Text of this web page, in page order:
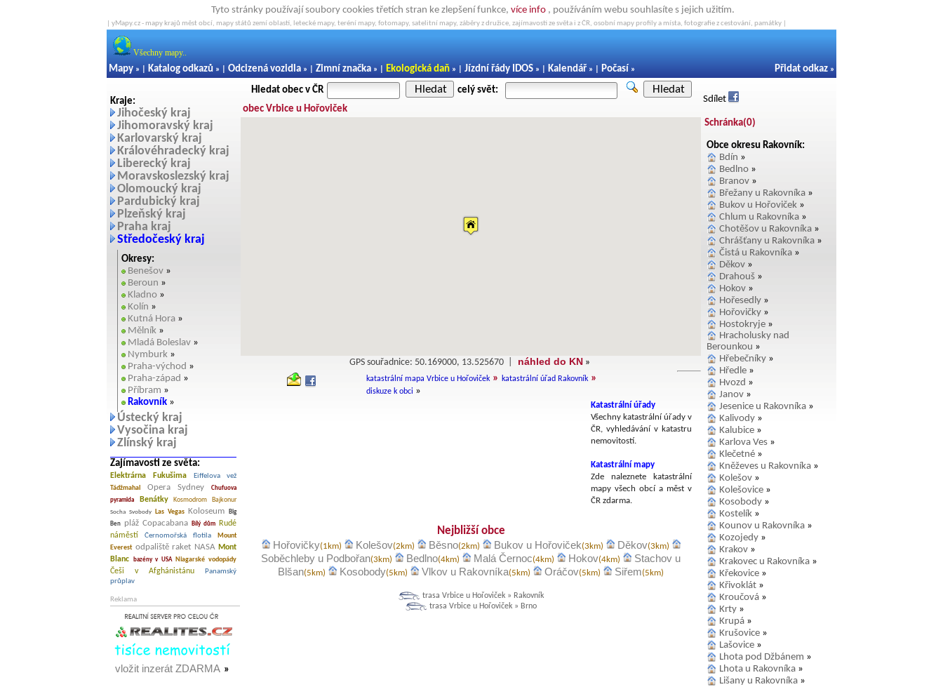
Tyto stránky používají soubory cookies třetích stran ke zlepšení funkce, více info , používáním webu souhlasíte s jejich užitím.
| yMapy.cz - mapy krajů měst obcí, mapy států zemí oblastí, letecké mapy, teréní mapy, fotomapy, satelitní mapy, záběry z družice, zajímavosti ze světa i z ČR, osobní mapy profily a místa, fotografie z cestování, památky |
Všechny mapy..
Mapy » | Katalog odkazů » | Odcizená vozidla » | Zimní značka » | Ekologická daň » | Jízdní řády IDOS » | Kalendář » | Počasí » Přidat odkaz »
Kraje:
Jihočeský kraj
Jihomoravský kraj
Karlovarský kraj
Královéhradecký kraj
Liberecký kraj
Moravskoslezský kraj
Olomoucký kraj
Pardubický kraj
Plzeňský kraj
Praha kraj
Středočeský kraj
Okresy:
Benešov »
Beroun »
Kladno »
Kolín »
Kutná Hora »
Mělník »
Mladá Boleslav »
Nymburk »
Praha-východ »
Praha-západ »
Příbram »
Rakovník »
Ústecký kraj
Vysočina kraj
Zlínský kraj
Zajímavosti ze světa:
Elektrárna Fukušima
Eiffelova vež
Tádžmahal
Opera Sydney
Chufuova
pyramida
Benátky Kosmodrom Bajkonur
Socha Svobody Las Vegas Koloseum
Big
Ben
pláž Copacabana Bílý dům
Rudé
náměstí
Černomořská flotila
Mount
Everest odpaliště raket NASA Mont
Blanc
bazény v USA Niagarské vodopády
Češi v Afghánistánu
Panamský
průplav
Reklama
vložit inzerát ZDARMA »
Hledat obec v ČR Hledat celý svět: Hledat
obec Vrbice u Hořoviček
GPS souřadnice: 50.169000, 13.525670 | náhled do KN »
katastrální mapa Vrbice u Hořoviček » katastrální úřad Rakovník »
diskuze k obci »
Katastrální úřady
Všechny katastrální úřady v
ČR, vyhledávání v katastru
nemovitostí.
Katastrální mapy
Zde naleznete katastrální
mapy všech obcí a měst v
ČR zdarma.
Nejbližší obce
Hořovičky(1km) Kolešov(2km) Běsno(2km) Bukov u Hořoviček(3km) Děkov(3km)
Soběchleby u Podbořan(3km) Bedlno(4km) Malá Černoc(4km) Hokov(4km)
Stachov u
Blšan(5km) Kosobody(5km) Vlkov u Rakovníka(5km) Oráčov(5km) Siřem(5km)
trasa Vrbice u Hořoviček » Rakovník
trasa Vrbice u Hořoviček » Brno
Sdílet
Schránka(0)
Obce okresu Rakovník:
Bdín »
Bedlno »
Branov »
Břežany u Rakovníka »
Bukov u Hořoviček »
Chlum u Rakovníka »
Chotěšov u Rakovníka »
Chrášťany u Rakovníka »
Čistá u Rakovníka »
Děkov »
Drahouš »
Hokov »
Hořesedly »
Hořovičky »
Hostokryje »
Hracholusky nad
Berounkou »
Hřebečníky »
Hředle »
Hvozd »
Janov »
Jesenice u Rakovníka »
Kalivody »
Kalubice »
Karlova Ves »
Klečetné »
Kněževes u Rakovníka »
Kolešov »
Kolešovice »
Kosobody »
Kostelík »
Kounov u Rakovníka »
Kozojedy »
Krakov »
Krakovec u Rakovníka »
Křekovice »
Křivoklát »
Kroučová »
Krty »
Krupá »
Krušovice »
Lašovice »
Lhota pod Džbánem »
Lhota u Rakovníka »
Lišany u Rakovníka »